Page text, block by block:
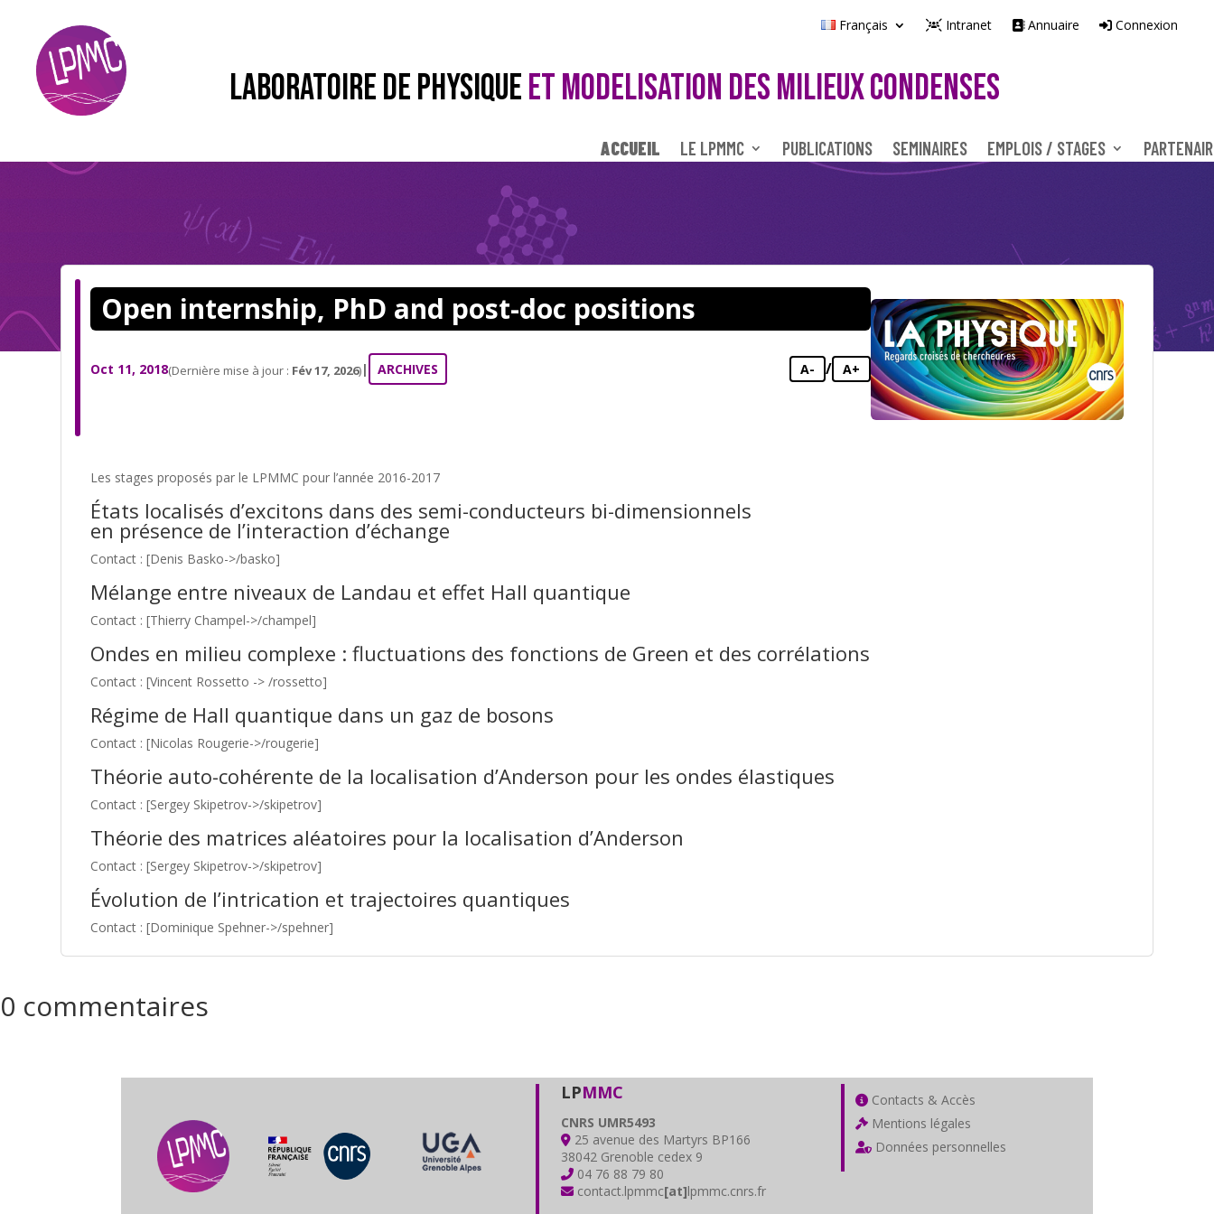
Français Intranet Annuaire Connexion
LABORATOIRE DE PHYSIQUEET MODELISATION DES MILIEUX CONDENSES
ACCUEIL LE LPMMC PUBLICATIONS SEMINAIRES EMPLOIS / STAGES
Open internship, PhD and post-doc positions
Oct 11, 2018(Dernière mise à jour : Fév 17, 2026)| ARCHIVES A- / A+
Les stages proposés par le LPMMC pour l’année 2016-2017
États localisés d’excitons dans des semi-conducteurs bi-dimensionnels
en présence de l’interaction d’échange
Contact : [Denis Basko->/basko]
Mélange entre niveaux de Landau et effet Hall quantique
Contact : [Thierry Champel->/champel]
Ondes en milieu complexe : fluctuations des fonctions de Green et des corrélations
Contact : [Vincent Rossetto -> /rossetto]
Régime de Hall quantique dans un gaz de bosons
Contact : [Nicolas Rougerie->/rougerie]
Théorie auto-cohérente de la localisation d’Anderson pour les ondes élastiques
Contact : [Sergey Skipetrov->/skipetrov]
Théorie des matrices aléatoires pour la localisation d’Anderson
Contact : [Sergey Skipetrov->/skipetrov]
Évolution de l’intrication et trajectoires quantiques
Contact : [Dominique Spehner->/spehner]
0 commentaires
LPMMC
CNRS UMR5493
25 avenue des Martyrs BP166
38042 Grenoble cedex 9
04 76 88 79 80
contact.lpmmc[at]lpmmc.cnrs.fr
Contacts & Accès
Mentions légales
Données personnelles